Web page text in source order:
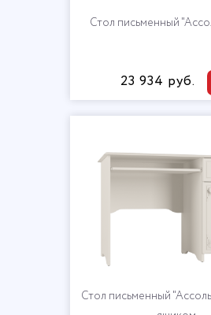
Стол письменный
23 934 руб.
Стол письменный